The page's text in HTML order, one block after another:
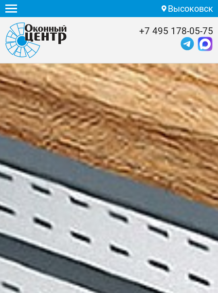
Высоковск
+7 495 178-05-75